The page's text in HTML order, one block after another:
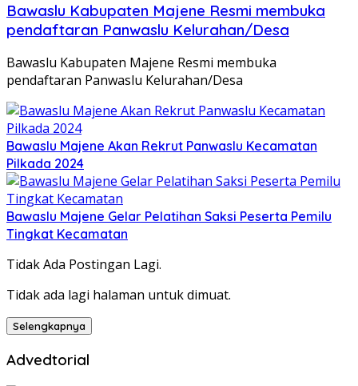
Bawaslu Kabupaten Majene Resmi membuka
pendaftaran Panwaslu Kelurahan/Desa
Bawaslu Kabupaten Majene Resmi membuka
pendaftaran Panwaslu Kelurahan/Desa
Bawaslu Majene Akan Rekrut Panwaslu Kecamatan
Pilkada 2024
Bawaslu Majene Gelar Pelatihan Saksi Peserta Pemilu
Tingkat Kecamatan
Tidak Ada Postingan Lagi.
Tidak ada lagi halaman untuk dimuat.
Selengkapnya
Advedtorial